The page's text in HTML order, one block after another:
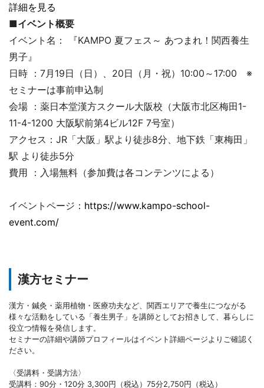
詳細を見る
■イベント概要
イベント名： 『KAMPO 夏フェス～ あつまれ！関西養生
男子』
日時 ：7月19日（日）、20日（月・祝）10:00～17:00 ※
セミナーは事前申込制
会場 ：薬日本堂漢方スクール大阪校（大阪市北区梅田1-
11-4-1200 大阪駅前第4ビル12F 7号室）
アクセス：JR「大阪」駅より徒歩8分、地下鉄「東梅田」
駅 より徒歩5分
費用 ：入場無料（参加費は各コンテンツによる）
イベントページ： https://www.kampo-school-
event.com/
漢方セミナー
漢方・鍼灸・薬用植物・医療功夫など、関西エリアで養生につながる
様々な活動をしている「養生男子」を講師としてお招きして、暮らしに
役立つ情報を発信します。
セミナーの詳細や講師プロフィールはイベント詳細ページよりご確認く
ださい。
〈受講料・受講方法〉
受講料：90分・120分 3,300円（税込）75分2,750円（税込）